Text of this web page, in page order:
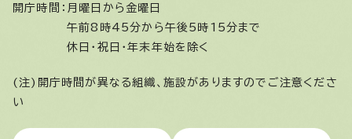
開庁時間： 月曜日から金曜日
午前8時45分から午後5時15分まで
休日・祝日・年末年始を除く
(注)開庁時間が異なる組織、施設がありますのでご注意くださ
い